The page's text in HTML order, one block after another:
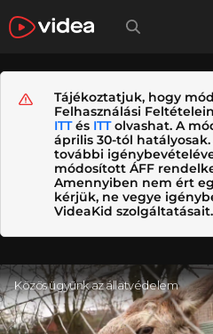
Tájékoztatjuk, hogy
Felhasználási
ITTés ITTolvashat. A
április 30-tól
további
módosított ÁFF
Amennyiben nem ért
kérjük, ne vegye
VideaKid szolgáltatásait.